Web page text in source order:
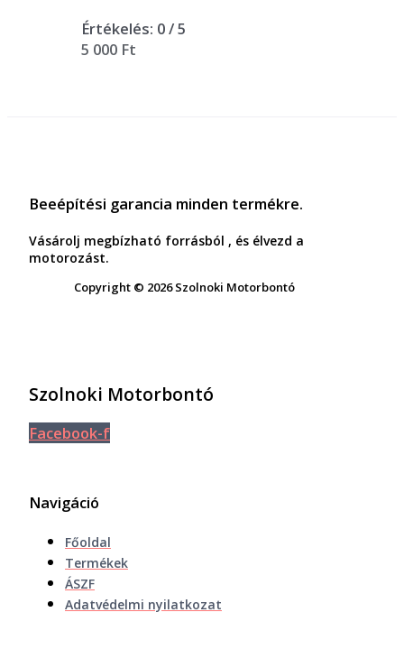
Értékelés: 0/ 5
5 000 Ft
Beeépítési garancia minden termékre.
Vásárolj megbízható forrásból , és élvezd a
motorozást.
Copyright © 2026 Szolnoki Motorbontó
Szolnoki Motorbontó
Facebook-f
Navigáció
Főoldal
Termékek
ÁSZF
Adatvédelmi nyilatkozat